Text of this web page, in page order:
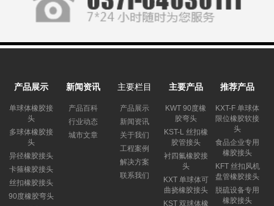
产品展示
单球体橡胶接
头
多球体橡胶接
头
异径橡胶接头
卡箍橡胶接头
丝扣橡胶接头
90度橡胶弯头
新闻资讯
产品百科
行业动态
城市文章
主要栏目
产品展示
新闻资讯
关于我们
工程案例
解决方案
联系我们
主要产品
KWT 90度橡
胶弯头
KST-L 丝扣橡
胶管接头
衬四氟橡胶接
头
KXT 单球体可
曲挠橡胶接头
KST 双球体橡
推荐产品
KXT-F 单球体
限位橡胶软接
头
食品企业专用
橡胶接头
KFT 丝扣风机
盘管橡胶接头
脱硫设备专用
橡胶接头